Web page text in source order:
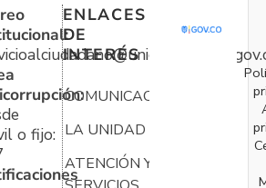
o fijo:
ENLACES
DE
INTERÉS
COMUNICACIONES
LA UNIDAD
ATENCIÓN Y